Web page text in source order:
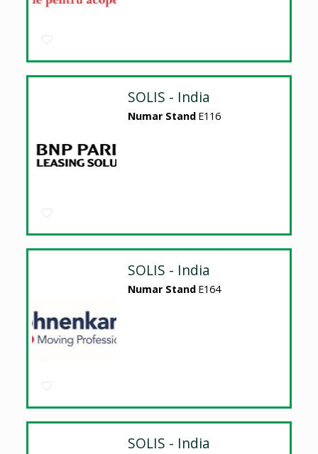
SOLIS - India
Numar Stand E116
SOLIS - India
Numar Stand E164
SOLIS - India